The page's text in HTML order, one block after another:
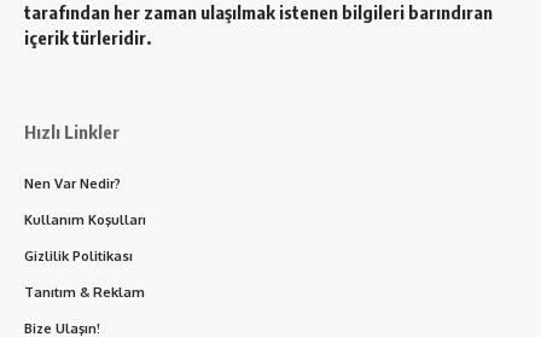
tarafından her zaman ulaşılmak istenen bilgileri barındıran
içerik türleridir.
Hızlı Linkler
Nen Var Nedir?
Kullanım Koşulları
Gizlilik Politikası
Tanıtım & Reklam
Bize Ulaşın!